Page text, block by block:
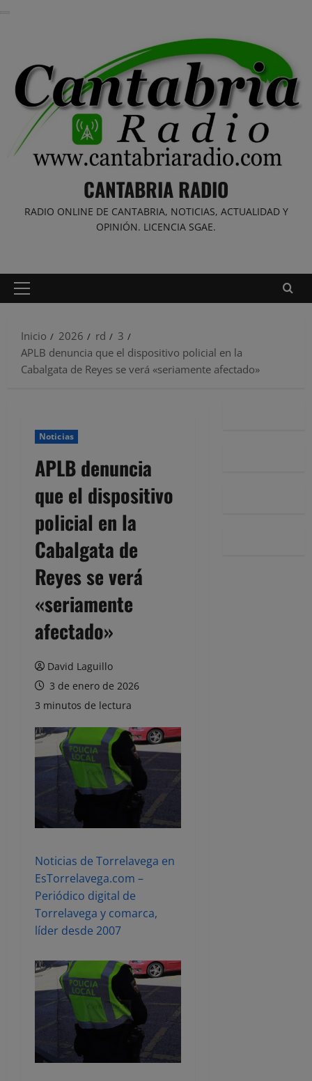
CANTABRIA RADIO
RADIO ONLINE DE CANTABRIA, NOTICIAS, ACTUALIDAD Y
OPINIÓN. LICENCIA SGAE.
Menú
Inicio
2026 rd
3
APLB denuncia que el dispositivo policial en la
Cabalgata de Reyes se verá «seriamente afectado»
Noticias
APLB denuncia
que el dispositivo
policial en la
Cabalgata de
Reyes se verá
«seriamente
afectado»
David Laguillo
3 de enero de 2026
3 minutos de lectura
Noticias de Torrelavega en
EsTorrelavega.com –
Periódico digital de
Torrelavega y comarca,
líder desde 2007